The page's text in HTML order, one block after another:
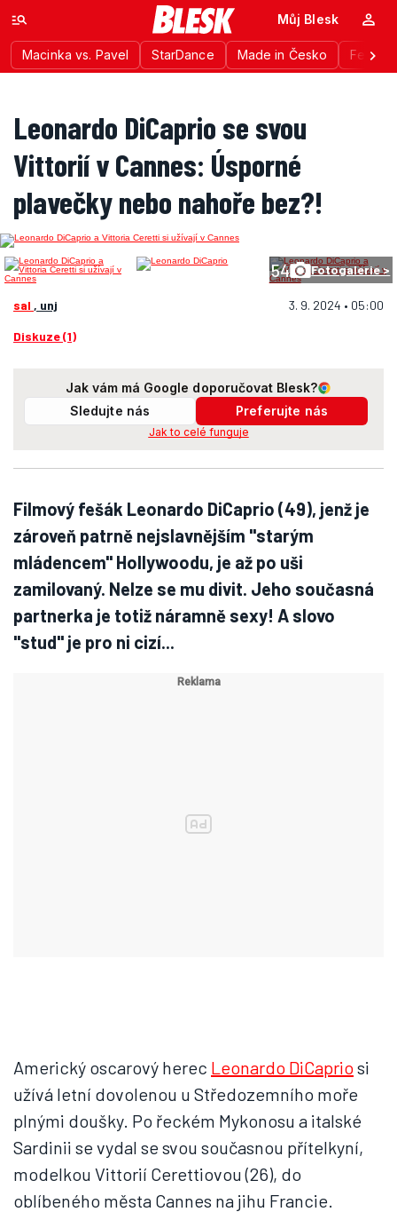
Macinka vs. Pavel StarDance Made in Česko
Můj Blesk
Leonardo DiCaprio se svou
Vittorií v Cannes: Úsporné
plavečky nebo nahoře bez?!
54 Fotogalerie >
sal , unj 3. 9. 2024 • 05:00
Diskuze (1)
Jak vám má Google doporučovat Blesk?
Sledujte nás
Preferujte nás
Jak to celé funguje
Filmový fešák Leonardo DiCaprio (49), jenž je
zároveň patrně nejslavnějším "starým
mládencem" Hollywoodu, je až po uši
zamilovaný. Nelze se mu divit. Jeho současná
partnerka je totiž náramně sexy! A slovo
"stud" je pro ni cizí...
Americký oscarový herec Leonardo DiCaprio si
užívá letní dovolenou u Středozemního moře
plnými doušky. Po řeckém Mykonosu a italské
Sardinii se vydal se svou současnou přítelkyní,
modelkou Vittorií Cerettiovou (26), do
oblíbeného města Cannes na jihu Francie.